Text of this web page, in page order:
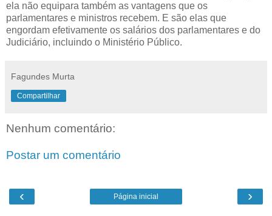
ela não equipara também as vantagens que os
parlamentares e ministros recebem. E são elas que
engordam efetivamente os salários dos parlamentares e do
Judiciário, incluindo o Ministério Público.
Fagundes Murta
Compartilhar
Nenhum comentário:
Postar um comentário
‹ ›
Página inicial